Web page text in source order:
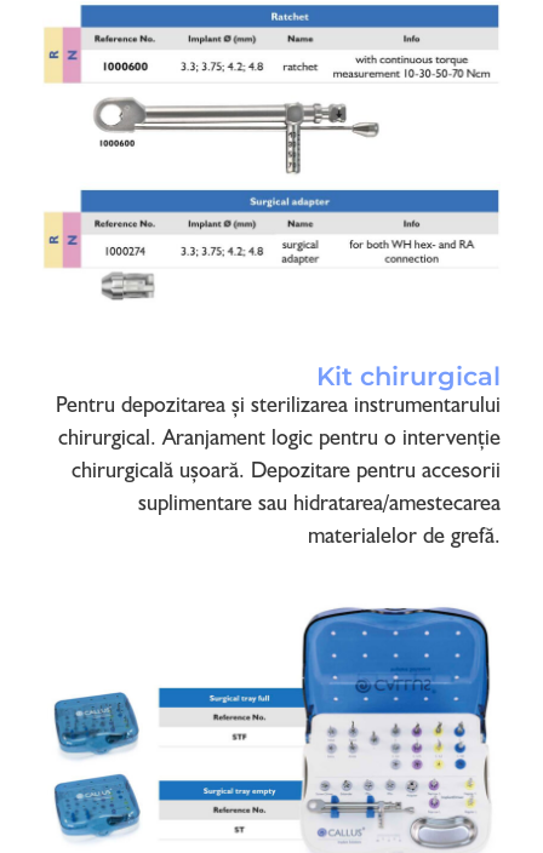
Kit chirurgical
Pentru depozitarea și sterilizarea instrumentarului
chirurgical. Aranjament logic pentru o intervenție
chirurgicală ușoară. Depozitare pentru accesorii
suplimentare sau hidratarea/amestecarea
materialelor de grefă.